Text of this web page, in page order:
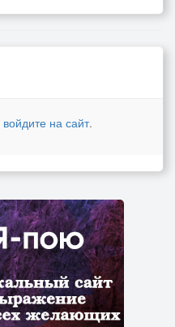
войдите на сайт.